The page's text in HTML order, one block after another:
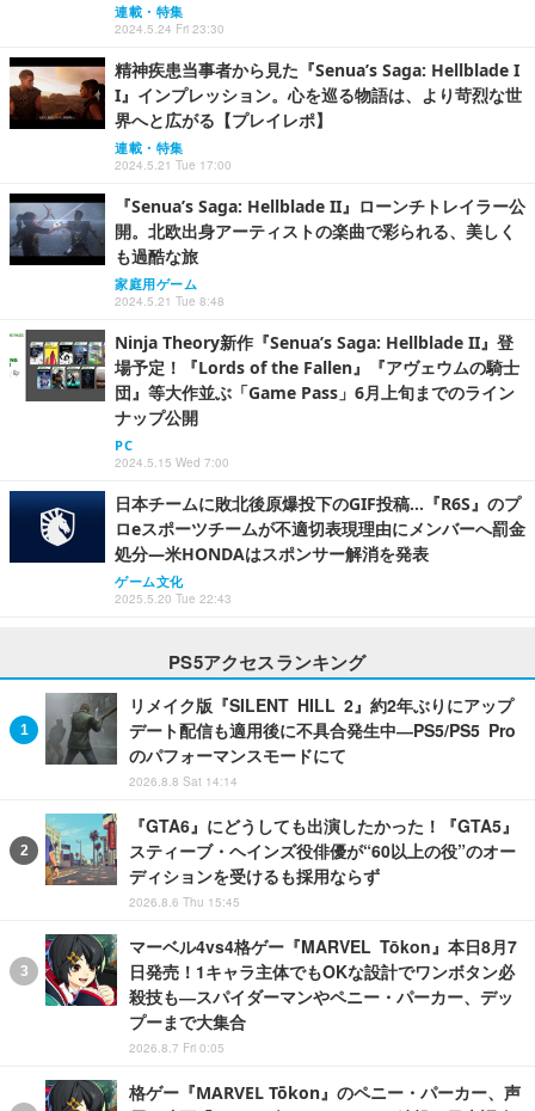
連載・特集
2024.5.24 Fri 23:30
精神疾患当事者から見た『Senua’s Saga: Hellblade I
I』インプレッション。心を巡る物語は、より苛烈な世
界へと広がる【プレイレポ】
連載・特集
2024.5.21 Tue 17:00
『Senua’s Saga: Hellblade II』ローンチトレイラー公
開。北欧出身アーティストの楽曲で彩られる、美しく
も過酷な旅
家庭用ゲーム
2024.5.21 Tue 8:48
Ninja Theory新作『Senua’s Saga: Hellblade II』登
場予定！『Lords of the Fallen』『アヴェウムの騎士
団』等大作並ぶ「Game Pass」6月上旬までのライン
ナップ公開
PC
2024.5.15 Wed 7:00
日本チームに敗北後原爆投下のGIF投稿…『R6S』のプ
ロeスポーツチームが不適切表現理由にメンバーへ罰金
処分―米HONDAはスポンサー解消を発表
ゲーム文化
2025.5.20 Tue 22:43
PS5アクセスランキング
リメイク版『SILENT HILL 2』約2年ぶりにアップ
デート配信も適用後に不具合発生中―PS5/PS5 Pro
のパフォーマンスモードにて
2026.8.8 Sat 14:14
『GTA6』にどうしても出演したかった！『GTA5』
スティーブ・ヘインズ役俳優が“60以上の役”のオー
ディションを受けるも採用ならず
2026.8.6 Thu 15:45
マーベル4vs4格ゲー『MARVEL Tōkon』本日8月7
日発売！1キャラ主体でもOKな設計でワンボタン必
殺技も―スパイダーマンやペニー・パーカー、デッ
プーまで大集合
2026.8.7 Fri 0:05
格ゲー『MARVEL Tōkon』のペニー・パーカー、声